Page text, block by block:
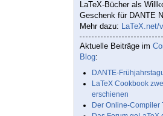
LaTeX-Bücher als
Geschenk für DANTE
Mehr dazu: LaTeX.net/
Aktuelle Beiträge im
Blog:
DANTE-
LaTeX Cookbook
erschienen
Der Online-Compiler